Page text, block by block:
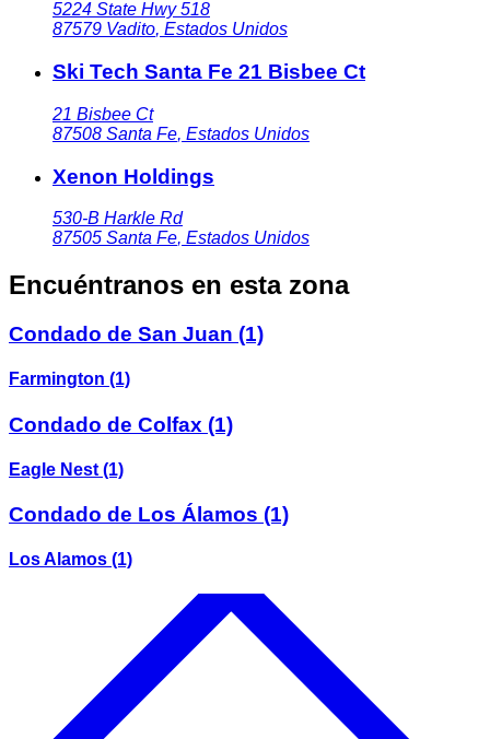
5224 State Hwy 518
87579 Vadito, Estados Unidos
Ski Tech Santa Fe 21 Bisbee Ct
21 Bisbee Ct
87508 Santa Fe, Estados Unidos
Xenon Holdings
530-B Harkle Rd
87505 Santa Fe, Estados Unidos
Encuéntranos en esta zona
Condado de San Juan (1)
Farmington (1)
Condado de Colfax (1)
Eagle Nest (1)
Condado de Los Álamos (1)
Los Alamos (1)